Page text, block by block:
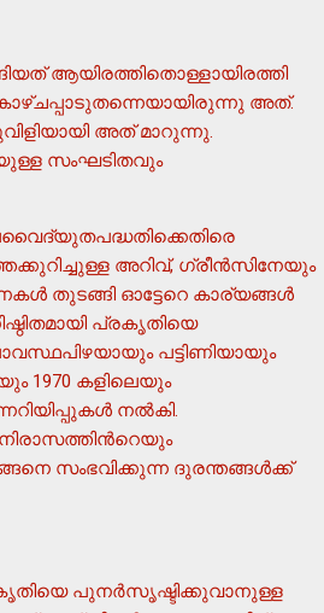
ആയിരത്തിതൊള്ളായിരത്തി
അത്.
അത് മാറുന്നു.
അറിവ്, ഗ്രീന്‍സിനേയും
തുടങ്ങി ഓട്ടേറെ കാര്യങ്ങള്‍
പ്രകൃതിയെ
പട്ടിണിയായും
1970 കളിലെയും
നല്‍കി.
സംഭവിക്കുന്ന ദുരന്തങ്ങള്‍ക്ക്
പുനര്‍സൃഷ്ടിക്കുവാനുള്ള